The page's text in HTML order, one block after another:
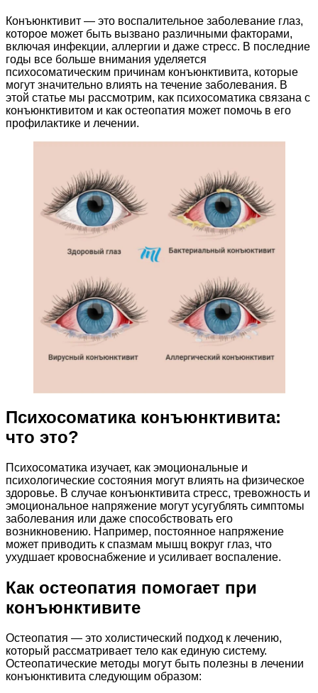
Конъюнктивит — это воспалительное заболевание глаз,
которое может быть вызвано различными факторами,
включая инфекции, аллергии и даже стресс. В последние
годы все больше внимания уделяется
психосоматическим причинам конъюнктивита, которые
могут значительно влиять на течение заболевания. В
этой статье мы рассмотрим, как психосоматика связана с
конъюнктивитом и как остеопатия может помочь в его
профилактике и лечении.
Психосоматика конъюнктивита:
что это?
Психосоматика изучает, как эмоциональные и
психологические состояния могут влиять на физическое
здоровье. В случае конъюнктивита стресс, тревожность и
эмоциональное напряжение могут усугублять симптомы
заболевания или даже способствовать его
возникновению. Например, постоянное напряжение
может приводить к спазмам мышц вокруг глаз, что
ухудшает кровоснабжение и усиливает воспаление.
Как остеопатия помогает при
конъюнктивите
Остеопатия — это холистический подход к лечению,
который рассматривает тело как единую систему.
Остеопатические методы могут быть полезны в лечении
конъюнктивита следующим образом: